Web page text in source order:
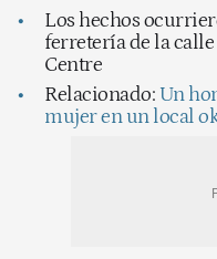
Los hechos
ferretería de la
Centre
Relacionado: Un
mujer en un local